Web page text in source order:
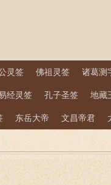
灵签 佛祖灵签 诸葛测
经灵签 孔子圣签 地藏
东岳大帝 文昌帝君